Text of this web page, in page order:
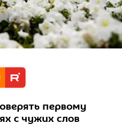
первому
с чужих слов